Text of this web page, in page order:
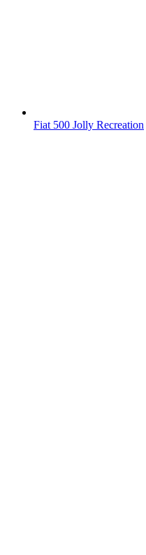
Fiat 500 Jolly Recreation